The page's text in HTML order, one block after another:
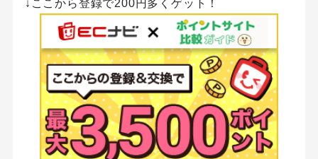
↓ここから登録で200円多くゲット！